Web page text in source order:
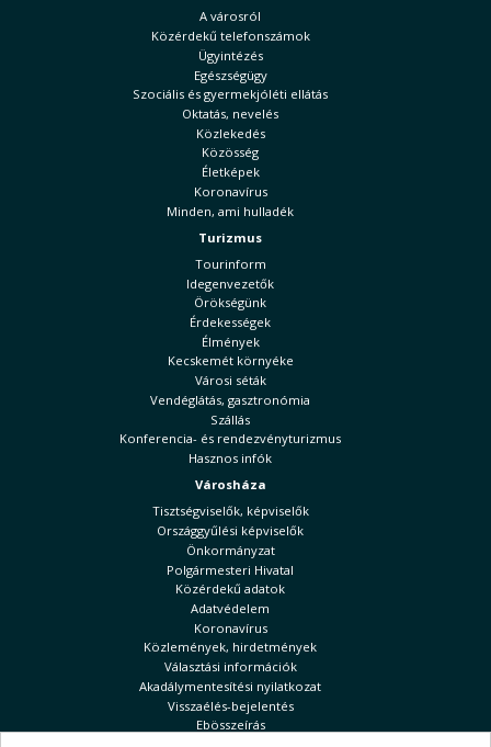
A városról
Közérdekű telefonszámok
Ügyintézés
Egészségügy
Szociális és gyermekjóléti ellátás
Oktatás, nevelés
Közlekedés
Közösség
Életképek
Koronavírus
Minden, ami hulladék
Turizmus
Tourinform
Idegenvezetők
Örökségünk
Érdekességek
Élmények
Kecskemét környéke
Városi séták
Vendéglátás, gasztronómia
Szállás
Konferencia- és rendezvényturizmus
Hasznos infók
Városháza
Tisztségviselők, képviselők
Országgyűlési képviselők
Önkormányzat
Polgármesteri Hivatal
Közérdekű adatok
Adatvédelem
Koronavírus
Közlemények, hirdetmények
Választási információk
Akadálymentesítési nyilatkozat
Visszaélés-bejelentés
Ebösszeírás